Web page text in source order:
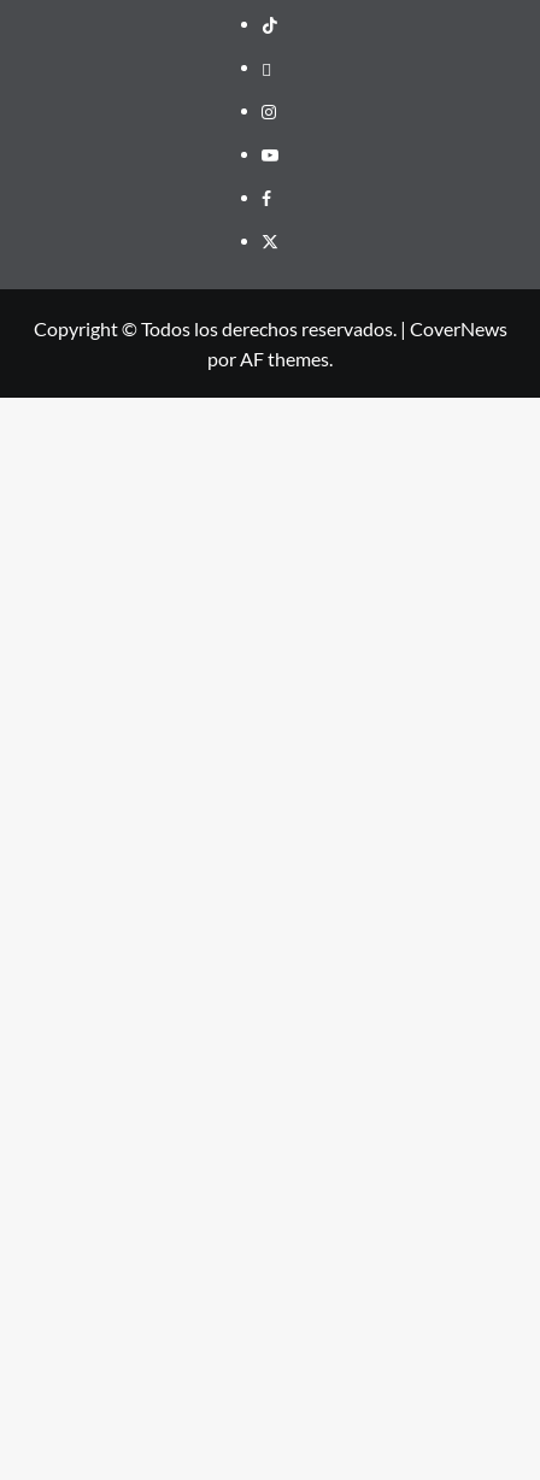
TikTok
threads
Instagram
Youtube
Facebook
X
Copyright © Todos los derechos reservados. | CoverNews
por AF themes.